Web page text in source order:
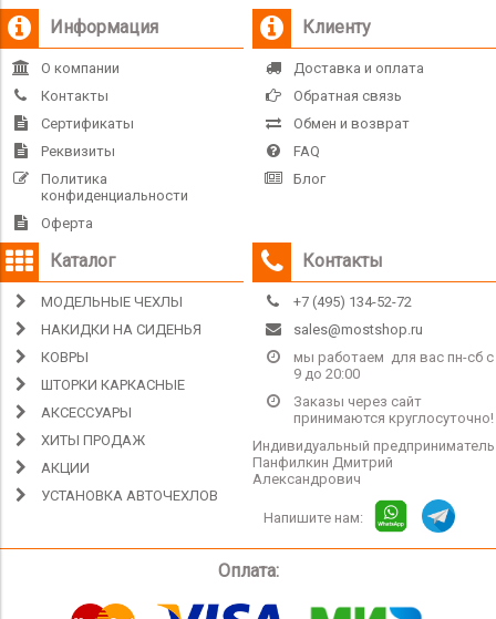
Информация
О компании
Контакты
Сертификаты
Реквизиты
Политика
конфиденциальности
Оферта
Клиенту
Доставка и оплата
Обратная связь
Обмен и возврат
FAQ
Блог
Каталог
МОДЕЛЬНЫЕ ЧЕХЛЫ
НАКИДКИ НА СИДЕНЬЯ
КОВРЫ
ШТОРКИ КАРКАСНЫЕ
АКСЕССУАРЫ
ХИТЫ ПРОДАЖ
АКЦИИ
УСТАНОВКА АВТОЧЕХЛОВ
Контакты
+7 (495) 134-52-72
sales@mostshop.ru
мы работаем для вас пн-сб с
9 до 20:00
Заказы через сайт
принимаются круглосуточно!
Индивидуальный предприниматель
Панфилкин Дмитрий
Александрович
Напишите нам:
Оплата: